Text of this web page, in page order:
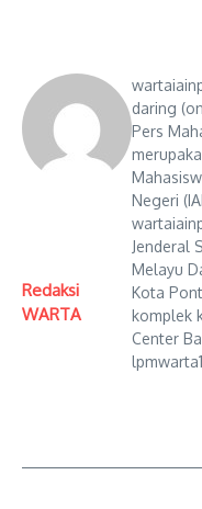
Redaksi
WARTA
daring
Pers
Negeri
Jenderal
Melayu
Kota
komplek
Center